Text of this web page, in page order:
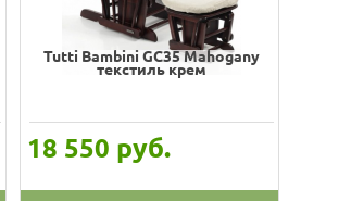
Tutti Bambini GC35 Mahogany
текстиль крем
18 550 руб.